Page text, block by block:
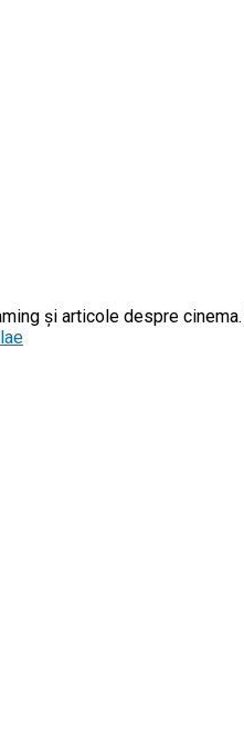
și articole despre